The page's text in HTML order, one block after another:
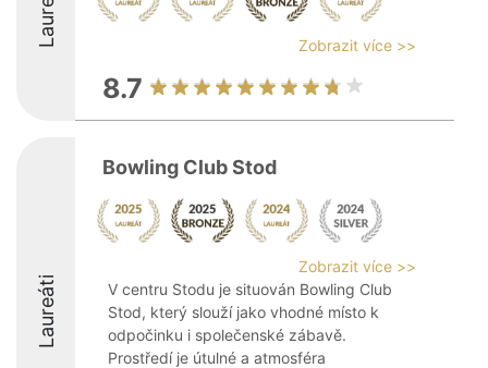
Zobrazit více >>
8.7
Laureáti
Bowling Club Stod
Zobrazit více >>
V centru Stodu je situován Bowling Club
Stod, který slouží jako vhodné místo k
odpočinku i společenské zábavě.
Prostředí je útulné a atmosféra